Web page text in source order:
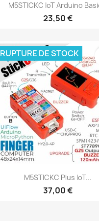
M5STICKC IoT Arduino
23,50 €
M5STICKC Plus IoT...
37,00 €
RUPTURE DE STOCK